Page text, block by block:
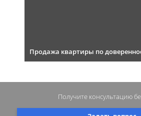
Продажа квартиры по
Получите консультацию